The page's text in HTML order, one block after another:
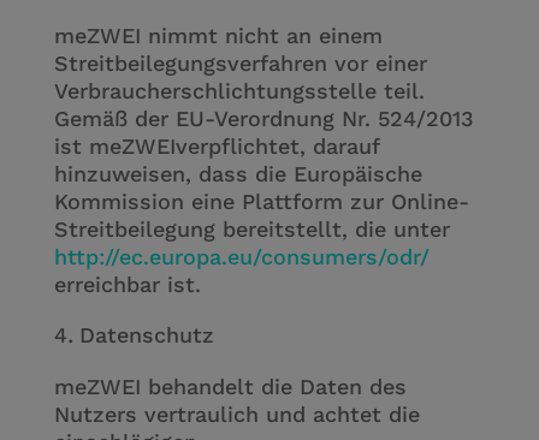
meZWEI nimmt nicht an einem
Streitbeilegungsverfahren vor einer
Verbraucherschlichtungsstelle teil.
Gemäß der EU-Verordnung Nr. 524/2013
ist meZWEIverpflichtet, darauf
hinzuweisen, dass die Europäische
Kommission eine Plattform zur Online-
Streitbeilegung bereitstellt, die unter
http://ec.europa.eu/consumers/odr/
erreichbar ist.
Datenschutz
meZWEI behandelt die Daten des
Nutzers vertraulich und achtet die